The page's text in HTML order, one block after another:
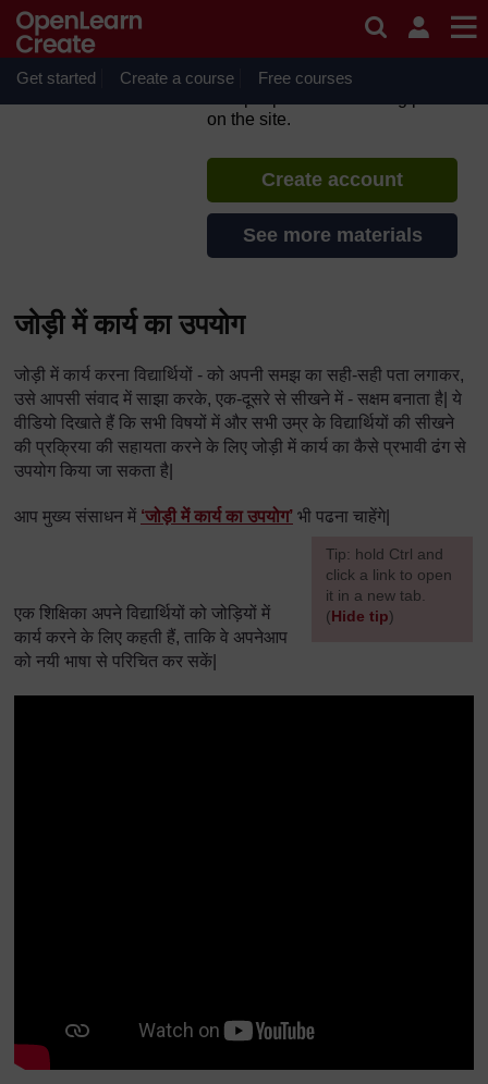
Get started Create a course Free courses
TESS-India: Uttar Pradesh
If you create an account, you can
on the site.
Create account
See more materials
जोड़ी में कार्य का उपयोग
जोड़ी में कार्य करना विद्यार्थियों - को अपनी समझ का सही-सही पता लगाकर,
उसे आपसी संवाद में साझा करके, एक-दूसरे से सीखने में - सक्षम बनाता है| ये
वीडियो दिखाते हैं कि सभी विषयों में और सभी उम्र के विद्यार्थियों की सीखने
की प्रक्रिया की सहायता करने के लिए जोड़ी में कार्य का कैसे प्रभावी ढंग से
उपयोग किया जा सकता है|
आप मुख्य संसाधन में ‘जोड़ी में कार्य का उपयोग’
[Tip: hold Ctrl and
click a link to open
it in a new tab.
(Hide tip)
भी पढना चाहेंगे|
एक शिक्षिका अपने विद्यार्थियों को जोड़ियों में
कार्य करने के लिए कहती हैं, ताकि वे अपनेआप
को नयी भाषा से परिचित कर सकें|